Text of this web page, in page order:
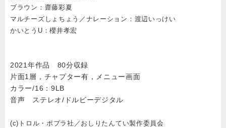
ブラウン：齋藤彩夏
マルチーズしょちょう／ナレーション：渡辺いっけい
かいとうU：櫻井孝宏
2021年作品 80分収録
片面1層，チャプター有，メニュー画面
カラー/16：9LB
音声 ステレオ/ドルビーデジタル
(c)トロル・ポプラ社／おしりたんてい製作委員会